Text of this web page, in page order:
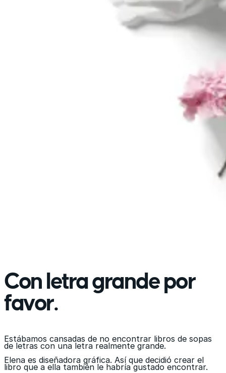
Con letra grande por
favor.
Estábamos cansadas de no encontrar libros de sopas
de letras con una letra realmente grande.
Elena es diseñadora gráfica. Así que decidió crear el
libro que a ella también le habría gustado encontrar.